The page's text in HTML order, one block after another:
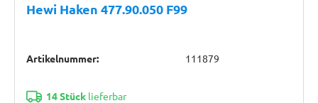
Hewi Haken 477.90.050 F99
Artikelnummer: 111879
14 Stücklieferbar